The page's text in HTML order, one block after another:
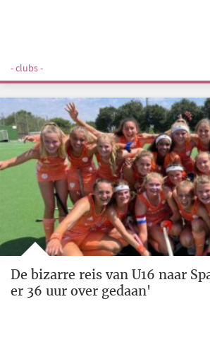
- clubs -
De bizarre reis van U16 naar
er 36 uur over gedaan'